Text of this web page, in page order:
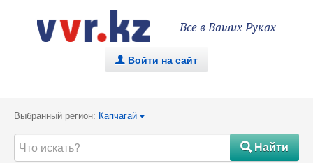
Все в Ваших Руках
. Войти на сайт
Выбранный регион: Капчагай {
#Найти